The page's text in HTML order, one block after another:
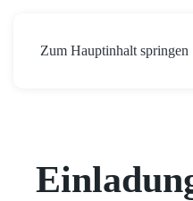
Zum Hauptinhalt springen